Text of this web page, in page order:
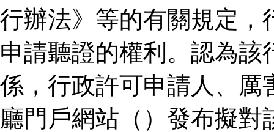
行辦法》等的有關規定，
申請聽證的權利。認為
係，行政許可申請人、厲
廳門戶網站（）發布擬